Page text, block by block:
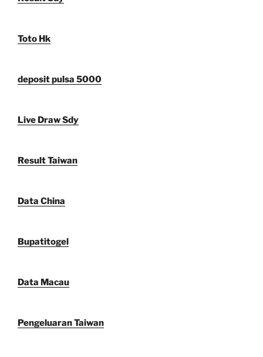
Toto Hk
deposit pulsa 5000
Live Draw Sdy
Result Taiwan
Data China
Bupatitogel
Data Macau
Pengeluaran Taiwan